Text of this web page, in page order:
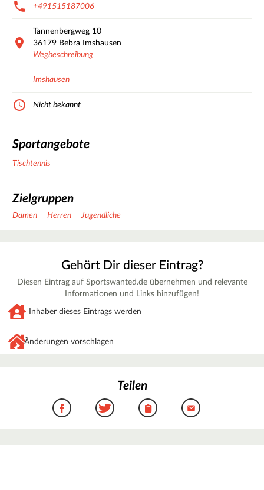
+491515187006
Tannenbergweg 10
36179 Bebra Imshausen
Wegbeschreibung
Imshausen
Nicht bekannt
Sportangebote
Tischtennis
Zielgruppen
Damen Herren Jugendliche
Gehört Dir dieser Eintrag?
Diesen Eintrag auf Sportswanted.de übernehmen und relevante
Informationen und Links hinzufügen!
Inhaber dieses Eintrags werden
Änderungen vorschlagen
Teilen